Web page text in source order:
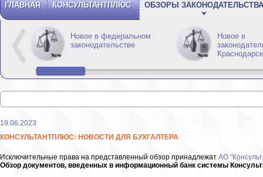
ГЛАВНАЯ КОНСУЛЬТАНТПЛЮС ОБЗОРЫ ЗАКОНОДАТЕЛЬСТВА
Новое в федеральном
законодательстве
Новое в
19.06.2023
КОНСУЛЬТАНТПЛЮС: НОВОСТИ ДЛЯ БУХГАЛТЕРА
Исключительные права на представленный обзор принадлежат АО
Обзор документов, введенных в информационный банк системы